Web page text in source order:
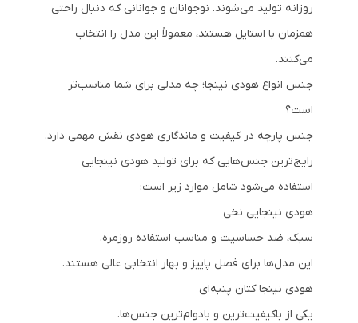
روزانه تولید می‌شوند. نوجوانان و جوانانی که دنبال راحتی
همزمان با استایل هستند، معمولاً این مدل را انتخاب
می‌کنند.
جنس انواع هودی نینجا؛ چه مدلی برای شما مناسب‌تر
است؟
جنس پارچه در کیفیت و ماندگاری هودی نقش مهمی دارد.
رایج‌ترین جنس‌هایی که برای تولید هودی نینجایی
استفاده می‌شود شامل موارد زیر است:
هودی نینجایی نخی
سبک، ضد حساسیت و مناسب استفاده روزمره.
این مدل‌ها برای فصل پاییز و بهار انتخابی عالی هستند.
هودی نینجا کتان پنبه‌ای
یکی از باکیفیت‌ترین و بادوام‌ترین جنس‌ها.